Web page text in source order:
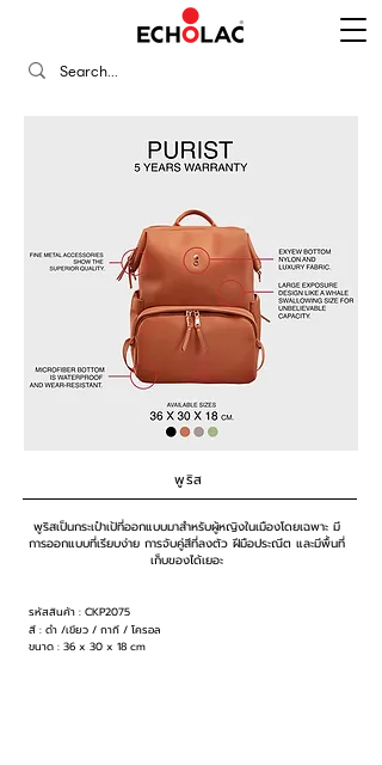
พูริส
พูริสเป็นกระเป๋าเป้ที่ออกแบบมาสำหรับผู้หญิงในเมืองโดยเฉพาะ มี
การออกแบบที่เรียบง่าย การจับคู่สีที่ลงตัว ฝีมือประณีต และมีพื้นที่
เก็บของได้เยอะ
รหัสสินค้า : CKP2075
สี : ดำ /เขียว / กากี / โครอล
ขนาด : 36 x 30 x 18 cm